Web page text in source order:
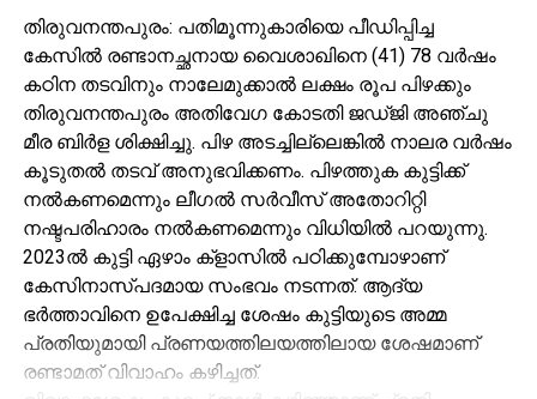
തിരുവനന്തപുരം: പതിമൂന്നുകാരിയെ പീഡിപ്പിച്ച
കേസിൽ രണ്ടാനച്ഛനായ വൈശാഖിനെ (41) 78 വർഷം
കഠിന തടവിനും നാലേമുക്കാൽ ലക്ഷം രൂപ പിഴക്കും
തിരുവനന്തപുരം അതിവേഗ കോടതി ജഡ്ജി അഞ്ചു
മീര ബിർള ശിക്ഷിച്ചു. പിഴ അടച്ചില്ലെങ്കിൽ നാലര വർഷം
കൂടുതൽ തടവ് അനുഭവിക്കണം. പിഴത്തുക കുട്ടിക്ക്
നൽകണമെന്നും ലീഗൽ സർവീസ് അതോറിറ്റി
നഷ്ടപരിഹാരം നൽകണമെന്നും വിധിയിൽ പറയുന്നു.
2023ൽ കുട്ടി ഏഴാം ക്‌ളാസിൽ പഠിക്കുമ്പോഴാണ്
കേസിനാസ്പദമായ സംഭവം നടന്നത്. ആദ്യ
ഭർത്താവിനെ ഉപേക്ഷിച്ച ശേഷം കുട്ടിയുടെ അമ്മ
പ്രതിയുമായി പ്രണയത്തിലയത്തിലായ ശേഷമാണ്
രണ്ടാമത് വിവാഹം കഴിച്ചത്.